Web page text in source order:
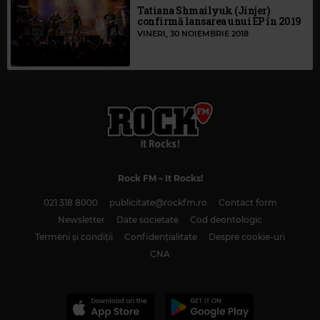
Tatiana Shmailyuk (Jinjer)
confirmă lansarea unui EP în 2019
VINERI, 30 NOIEMBRIE 2018
Rock FM– It Rocks!
021 318 8000 publicitate@rockfm.ro
Contact form
Newsletter
Date societate
Cod deontologic
Termeni și condiții
Confidențialitate
Despre cookie-uri
CNA